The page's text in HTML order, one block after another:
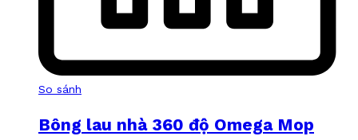
So sánh
Bông lau nhà 360 độ Omega Mop